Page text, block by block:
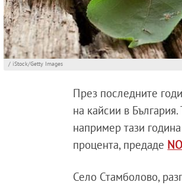
/ iStock/Getty Images
През последните
на кайсии в
например тази
процента, предаде
Село Стамболово,